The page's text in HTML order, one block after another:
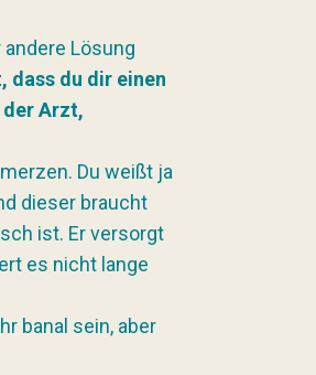
Lösung
dass du dir einen
der Arzt,
Du weißt ja
dieser braucht
ist. Er versorgt
es nicht lange
banal sein, aber